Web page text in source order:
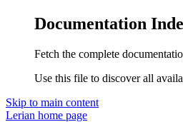
Documentation
Fetch the complete
Use this file to discover all
Skip to main content
Lerian home page